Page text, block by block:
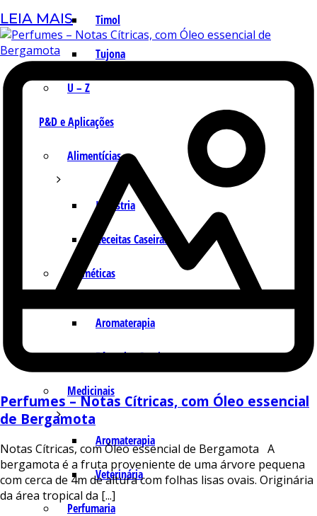
Timol
Tujona
U – Z
P&D e Aplicações
Alimentícias
Indústria
Receitas Caseiras
Cosméticas
Aromaterapia
Fórmulas Caseiras
Medicinais
Aromaterapia
Veterinária
Perfumaria
LEIA MAIS
Perfumes – Notas Cítricas, com Óleo essencial
de Bergamota
Notas Cítricas, com Óleo essencial de Bergamota A
bergamota é a fruta proveniente de uma árvore pequena
com cerca de 4m de altura com folhas lisas ovais. Originária
da área tropical da [...]